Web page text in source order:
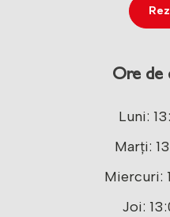
Ore de
Luni:
Marți:
Miercuri:
Joi: